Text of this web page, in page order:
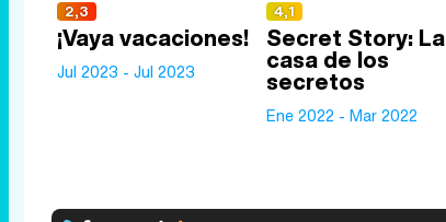
2,3
¡Vaya vacaciones!
Jul 2023 - Jul 2023
4,1
Secret Story: La
casa de los
secretos
Ene 2022 - Mar 2022